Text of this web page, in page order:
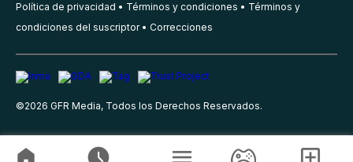
Política de privacidad Términos y condiciones
Términos y
condiciones del suscriptor
Correcciones
©2026 GFR Media, Todos los Derechos Reservados.